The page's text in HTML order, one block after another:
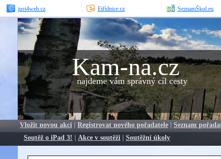
just4web.cz Etřídnice.cz SeznamŠkol.eu
Kam-na.cz
najdeme vám správný cíl cesty
Vložit novou akci | Registrovat nového pořadatele | Seznam
Soutěž o iPad 3! | Akce v soutěži | Soutěžní úkoly